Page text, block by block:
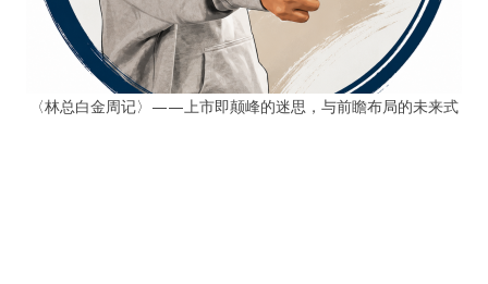
〈林总白金周记〉——上市即颠峰的迷思，与前瞻布局的未来式